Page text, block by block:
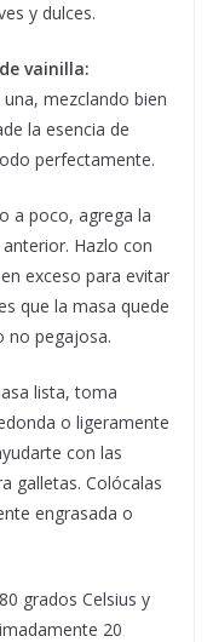
y dulces.
vainilla:
mezclando bien
la esencia de
perfectamente.
a poco, agrega la
Hazlo con
exceso para evitar
que la masa quede
no pegajosa.
lista, toma
o ligeramente
con las
galletas. Colócalas
engrasada o
grados Celsius y
20